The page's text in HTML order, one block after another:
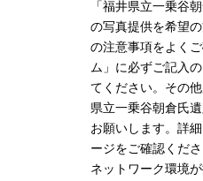
「福井県立一乗谷
の写真提供を希望
の注意事項をよく
ム」に必ずご記入
てください。その
県立一乗谷朝倉氏
お願いします。詳
ージをご確認くださ
ネットワーク環境